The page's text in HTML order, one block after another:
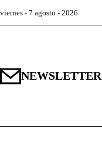
viernes - 7 agosto - 2026
NEWSLETTER